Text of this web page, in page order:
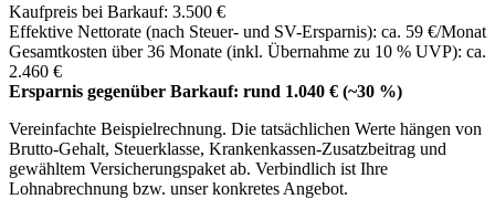
Kaufpreis bei Barkauf: 3.500 €
Effektive Nettorate (nach Steuer- und SV-Ersparnis): ca. 59 €/Monat
Gesamtkosten über 36 Monate (inkl. Übernahme zu 10 % UVP): ca.
2.460 €
Ersparnis gegenüber Barkauf: rund 1.040 € (~30 %)
Vereinfachte Beispielrechnung. Die tatsächlichen Werte hängen von
Brutto-Gehalt, Steuerklasse, Krankenkassen-Zusatzbeitrag und
gewähltem Versicherungspaket ab. Verbindlich ist Ihre
Lohnabrechnung bzw. unser konkretes Angebot.